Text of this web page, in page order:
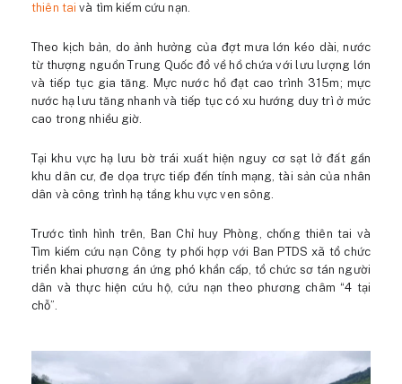
thiên tai và tìm kiếm cứu nạn.
Theo kịch bản, do ảnh hưởng của đợt mưa lớn kéo dài, nước
từ thượng nguồn Trung Quốc đổ về hồ chứa với lưu lượng lớn
và tiếp tục gia tăng. Mực nước hồ đạt cao trình 315m; mực
nước hạ lưu tăng nhanh và tiếp tục có xu hướng duy trì ở mức
cao trong nhiều giờ.
Tại khu vực hạ lưu bờ trái xuất hiện nguy cơ sạt lở đất gần
khu dân cư, đe dọa trực tiếp đến tính mạng, tài sản của nhân
dân và công trình hạ tầng khu vực ven sông.
Trước tình hình trên, Ban Chỉ huy Phòng, chống thiên tai và
Tìm kiếm cứu nạn Công ty phối hợp với Ban PTDS xã tổ chức
triển khai phương án ứng phó khẩn cấp, tổ chức sơ tán người
dân và thực hiện cứu hộ, cứu nạn theo phương châm “4 tại
chỗ”.